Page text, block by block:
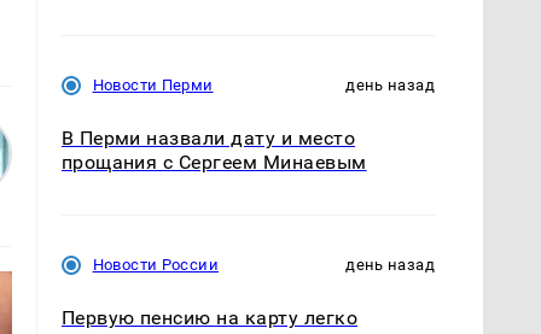
Новости Перми день назад
В Перми назвали дату и место
прощания с Сергеем Минаевым
Новости России день назад
Первую пенсию на карту легко